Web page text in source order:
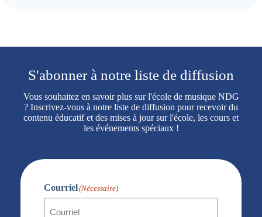
S'abonner à notre liste de diffusion
Vous souhaitez en savoir plus sur l'école de musique NDG
? Inscrivez-vous à notre liste de diffusion pour recevoir du
contenu éducatif et des mises à jour sur l'école, les cours et
les événements spéciaux !
Courriel(Nécessaire)